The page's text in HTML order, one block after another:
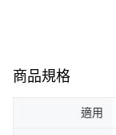
商品規格
適用